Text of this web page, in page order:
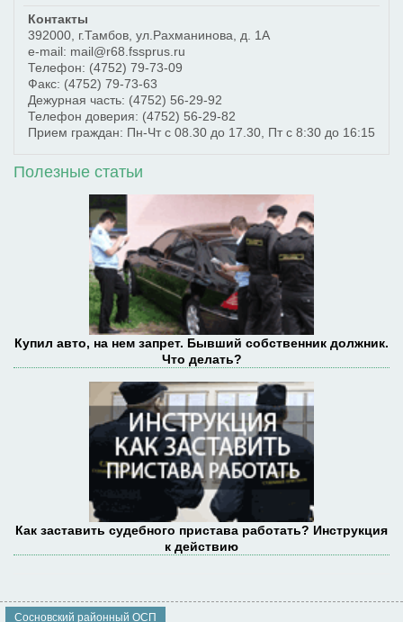
Контакты
392000 г.Тамбов ул.Рахманинова, д. 1А
e-mail: mail@r68.fssprus.ru
Телефон: (4752) 79-73-09
Факс: (4752) 79-73-63
Дежурная часть: (4752) 56-29-92
Телефон доверия: (4752) 56-29-82
Прием граждан: Пн-Чт с 08.30 до 17.30, Пт с 8:30 до 16:15
Полезные статьи
Купил авто, на нем запрет. Бывший собственник должник.
Что делать?
Как заставить судебного пристава работать? Инструкция
к действию
Сосновский районный ОСП